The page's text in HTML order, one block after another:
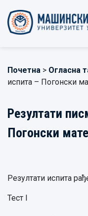
Почетна > Огласна
испита – Погонски
Резултати
Погонски
Резултати испита
Тест I